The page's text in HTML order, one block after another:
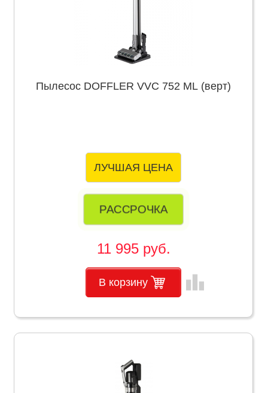
Пылесос DOFFLER VVC 752 ML (верт)
ЛУЧШАЯ ЦЕНА
РАССРОЧКА
11 995 руб.
В корзину leaderboard